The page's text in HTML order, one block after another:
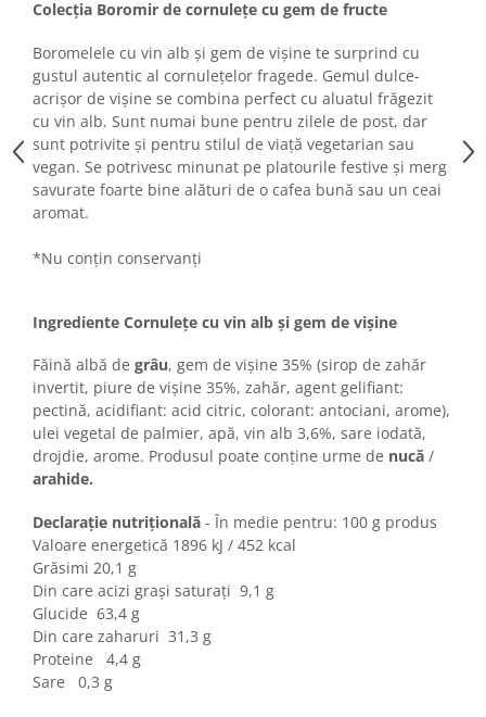
Turta dulce
Turta dulce de Sibiu
Turta dulce cu miere
Croissant
Croissant Duofino
Croissant cu maia
Cornulete
Boromele
Pasca Fresh
Cereale
Paine
Paine ambalata
Chifle
Colaci festivi
Snack-uri sărate
Covrigi cu ulei de masline
Covrigi de Buzau
Grisine
Crochete
Produse de gătit
Colecția Boromir de cornulețe cu gem de fructe
Boromelele cu vin alb și gem de vișine te surprind cu
gustul autentic al cornulețelor fragede. Gemul dulce-
acrișor de vișine se combina perfect cu aluatul frăgezit
cu vin alb. Sunt numai bune pentru zilele de post, dar
sunt potrivite și pentru stilul de viață vegetarian sau
vegan. Se potrivesc minunat pe platourile festive și merg
savurate foarte bine alături de o cafea bună sau un ceai
aromat.
*Nu conțin conservanți
Ingrediente Cornulețe cu vin alb și gem de vișine
Făină albă de grâu, gem de vișine 35% (sirop de zahăr
invertit, piure de vișine 35%, zahăr, agent gelifiant:
pectină, acidifiant: acid citric, colorant: antociani, arome),
ulei vegetal de palmier, apă, vin alb 3,6%, sare iodată,
drojdie, arome. Produsul poate conține urme de nucă /
arahide.
Declarație nutrițională - În medie pentru: 100 g produs
Valoare energetică 1896 kJ / 452 kcal
Grăsimi 20,1 g
Din care acizi grași saturați 9,1 g
Glucide 63,4 g
Din care zaharuri 31,3 g
Proteine 4,4 g
Sare 0,3 g